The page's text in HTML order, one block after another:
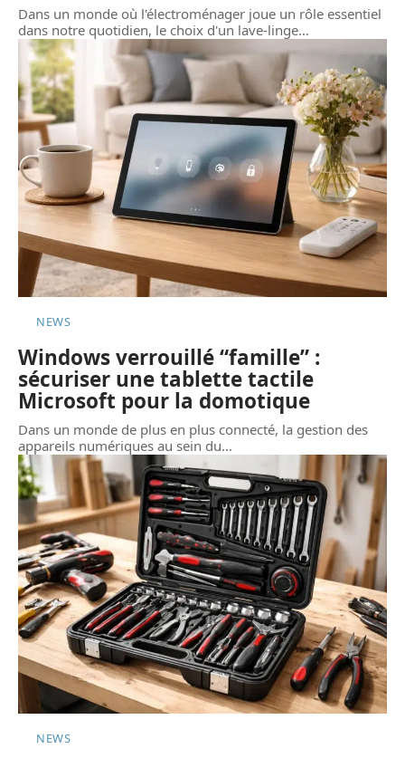
Dans un monde où l'électroménager joue un rôle essentiel
dans notre quotidien, le choix d'un lave-linge…
NEWS
Windows verrouillé “famille” :
sécuriser une tablette tactile
Microsoft pour la domotique
Dans un monde de plus en plus connecté, la gestion des
appareils numériques au sein du…
NEWS